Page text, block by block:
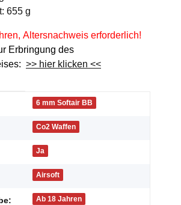
655 g
Altersnachweis erforderlich!
Erbringung des
>> hier klicken <<
6 mm Softair BB
Co2 Waffen
Ja
Airsoft
Ab 18 Jahren